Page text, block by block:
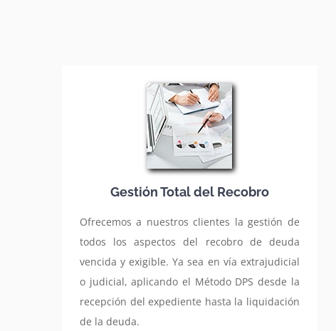
Gestión Total del Recobro
Ofrecemos a nuestros clientes la gestión de
todos los aspectos del recobro de deuda
vencida y exigible. Ya sea en vía extrajudicial
o judicial, aplicando el Método DPS desde la
recepción del expediente hasta la liquidación
de la deuda.